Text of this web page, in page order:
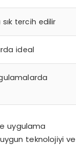
tercih edilir
ideal
uygulama
teknolojiyi ve